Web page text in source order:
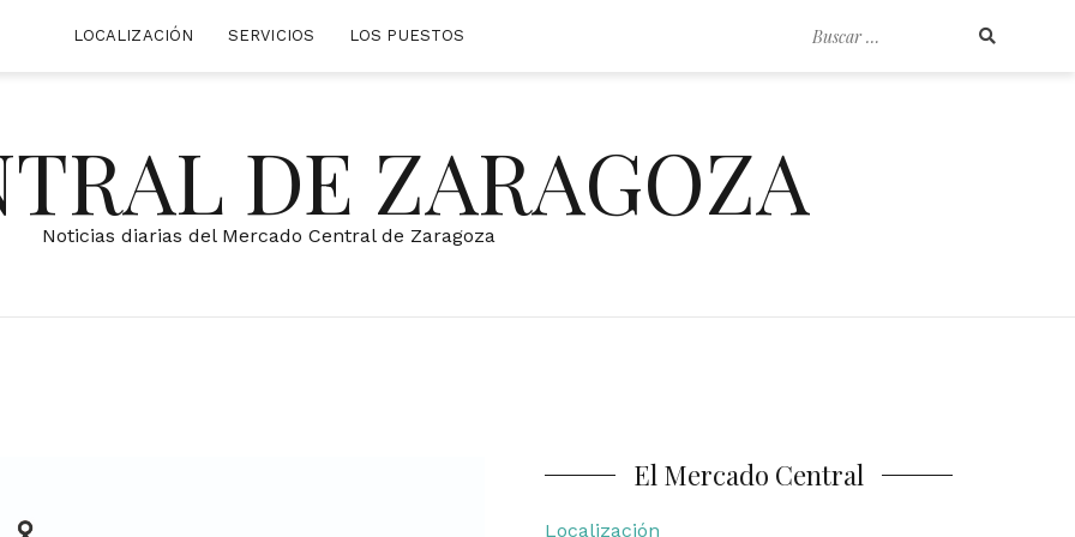
Buscar
LOCALIZACIÓN SERVICIOS LOS PUESTOS
DE ZARAGOZA
Noticias diarias del Mercado Central de Zaragoza
El Mercado Central
Localización